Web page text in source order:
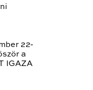
22-
a
IGAZA